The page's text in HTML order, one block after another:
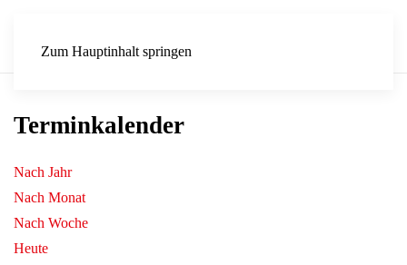
Zum Hauptinhalt springen
Terminkalender
Nach Jahr
Nach Monat
Nach Woche
Heute